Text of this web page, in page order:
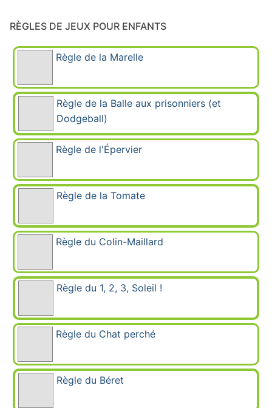
RÈGLES DE JEUX POUR ENFANTS
Règle de la Marelle
Règle de la Balle aux prisonniers (et
Dodgeball)
Règle de l'Épervier
Règle de la Tomate
Règle du Colin-Maillard
Règle du 1, 2, 3, Soleil !
Règle du Chat perché
Règle du Béret